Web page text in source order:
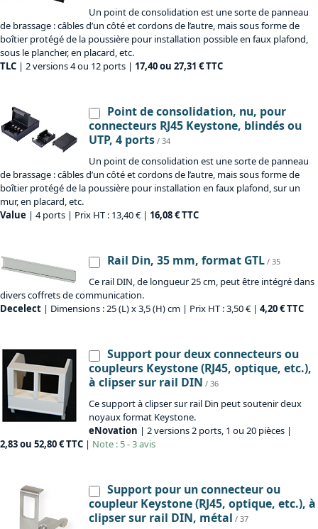
Un point de consolidation est une sorte de panneau
de brassage : câbles d’un côté et cordons de l’autre, mais sous forme de
boîtier protégé de la poussière pour installation possible en faux plafond,
sous le plancher, en placard, etc.
TLC | 2 versions 4 ou 12 ports | 17,40 ou 27,31 € TTC
Point de consolidation, nu, pour
connecteurs RJ45 Keystone, blindés ou
UTP, 4 ports / 34
Un point de consolidation est une sorte de panneau
de brassage : câbles d’un côté et cordons de l’autre, mais sous forme de
boîtier protégé de la poussière pour installation en faux plafond, sur un
mur, en placard, etc.
Value | 4 ports | Prix HT : 13,40 € | 16,08 € TTC
Rail Din, 35 mm, format GTL / 35
Ce rail DIN, de longueur 25 cm, peut être intégré dans
divers coffrets de communication.
Decelect | Dimensions : 25 (L) x 3,5 (H) cm | Prix HT : 3,50 € | 4,20 € TTC
Support pour deux connecteurs ou
coupleurs Keystone (RJ45, optique, etc.),
à clipser sur rail DIN / 36
Ce support à clipser sur rail Din peut soutenir deux
noyaux format Keystone.
eNovation | 2 versions 2 ports, 1 ou 20 pièces |
2,83 ou 52,80 € TTC | Note : 5 - 3 avis
Support pour un connecteur ou
coupleur Keystone (RJ45, optique, etc.), à
clipser sur rail DIN, métal / 37